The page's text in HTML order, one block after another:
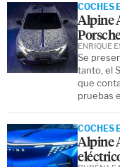
COCHES
Alpine
Se
tanto, el
que
pruebas
ENRIQUE
COCHES
Alpine